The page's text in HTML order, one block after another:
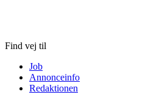
Find vej til
Job
Annonceinfo
Redaktionen